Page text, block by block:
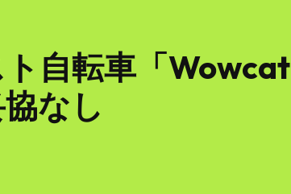
自転車「Wowcat
なし